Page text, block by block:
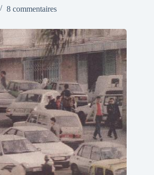
8 commentaires